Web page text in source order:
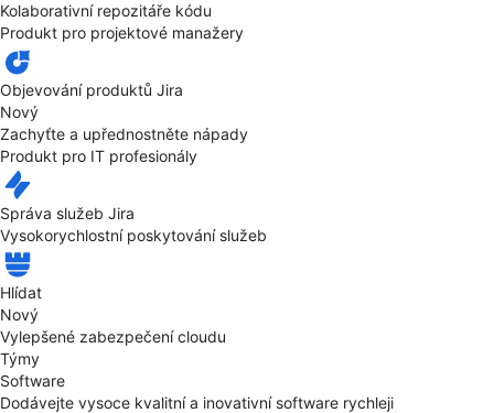
Kolaborativní repozitáře kódu
Produkt pro projektové manažery
Objevování produktů Jira
Nový
Zachyťte a upřednostněte nápady
Produkt pro IT profesionály
Správa služeb Jira
Vysokorychlostní poskytování služeb
Hlídat
Nový
Vylepšené zabezpečení cloudu
Týmy
Software
Dodávejte vysoce kvalitní a inovativní software rychleji